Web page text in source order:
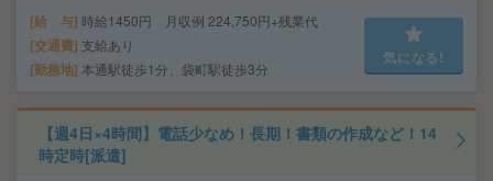
給 与 時給1450円 月収例 224,750円+残業代
交通費 支給あり
勤務地 本通駅徒歩1分、袋町駅徒歩3分
気になる!
【週4日×4時間】電話少なめ！長期！書類の作成など！14
時定時[派遣]